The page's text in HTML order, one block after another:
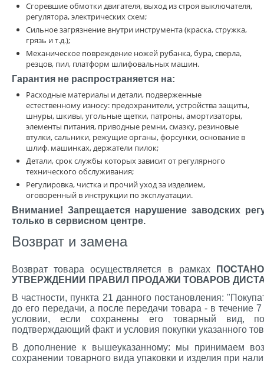
Сгоревшие обмотки двигателя, выход из строя выключателя,
регулятора, электрических схем;
Сильное загрязнение внутри инструмента (краска, стружка,
грязь и т.д.);
Механическое повреждение ножей рубанка, бура, сверла,
резцов, пил, платформ шлифовальных машин.
Гарантия не распространяется на:
Расходные материалы и детали, подверженные
естественному износу: предохранители, устройства защиты,
шнуры, шкивы, угольные щетки, патроны, амортизаторы,
элементы питания, приводные ремни, смазку, резиновые
втулки, сальники, режущие органы, форсунки, основание в
шлиф. машинках, держатели пилок;
Детали, срок службы которых зависит от регулярного
технического обслуживания;
Регулировка, чистка и прочий уход за изделием,
оговоренный в инструкции по эксплуатации.
Внимание! Запрещается нарушение заводских
только в сервисном центре.
Возврат и замена
Возврат товара осуществляется в рамках
УТВЕРЖДЕНИИ ПРАВИЛ ПРОДАЖИ ТОВАРОВ
В частности, пункта 21 данного постановления:
до его передачи, а после передачи товара - в течение
условии, если сохранены его товарный вид,
подтверждающий факт и условия покупки указанного
В дополнение к вышеуказанному: мы принимаем
сохранении товарного вида упаковки и изделия при